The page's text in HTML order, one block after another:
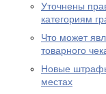
Уточнены
категориям
Что может
товарного
Новые
местах